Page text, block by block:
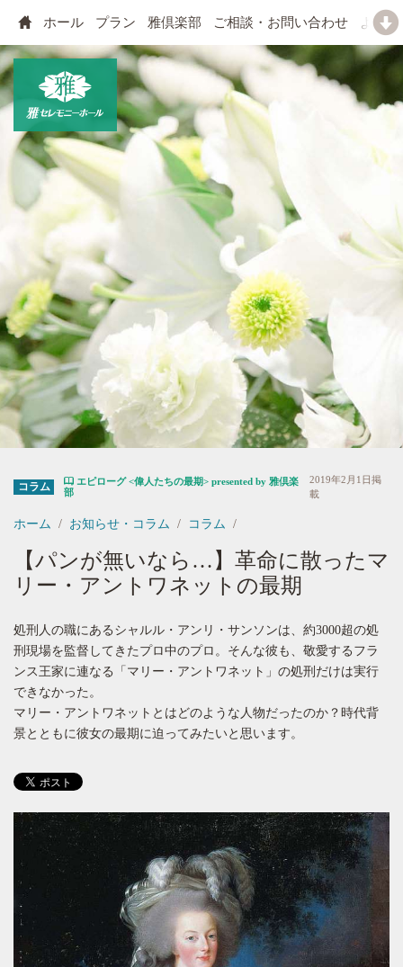
ホール プラン 雅倶楽部 ご相談・お問い合わせ よく
コラム
エピローグ <偉人たちの最期> presented by 雅倶楽
部
2019年2月1日掲
載
ホーム お知らせ・コラム コラム
【パンが無いなら…】革命に散ったマ
リー・アントワネットの最期
処刑人の職にあるシャルル・アンリ・サンソンは、約3000超の処
刑現場を監督してきたプロ中のプロ。そんな彼も、敬愛するフラ
ンス王家に連なる「マリー・アントワネット」の処刑だけは実行
できなかった。
マリー・アントワネットとはどのような人物だったのか？時代背
景とともに彼女の最期に迫ってみたいと思います。